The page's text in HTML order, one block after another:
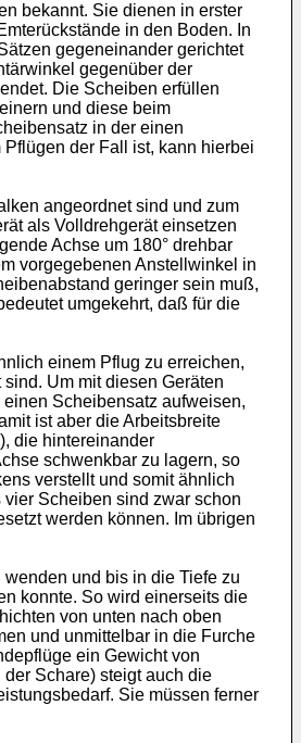
bekannt. Sie dienen in erster
in den Boden. In
gegeneinander gerichtet
gegenüber der
Die Scheiben erfüllen
und diese beim
in der einen
der Fall ist, kann hierbei
angeordnet sind und zum
als Volldrehgerät einsetzen
Achse um 180° drehbar
vorgegebenen Anstellwinkel in
geringer sein muß,
umgekehrt, daß für die
einem Pflug zu erreichen,
Um mit diesen Geräten
Scheibensatz aufweisen,
ist aber die Arbeitsbreite
die hintereinander
schwenkbar zu lagern, so
verstellt und somit ähnlich
Scheiben sind zwar schon
werden können. Im übrigen
und bis in die Tiefe zu
konnte. So wird einerseits die
von unten nach oben
und unmittelbar in die Furche
ein Gewicht von
Schare) steigt auch die
Sie müssen ferner